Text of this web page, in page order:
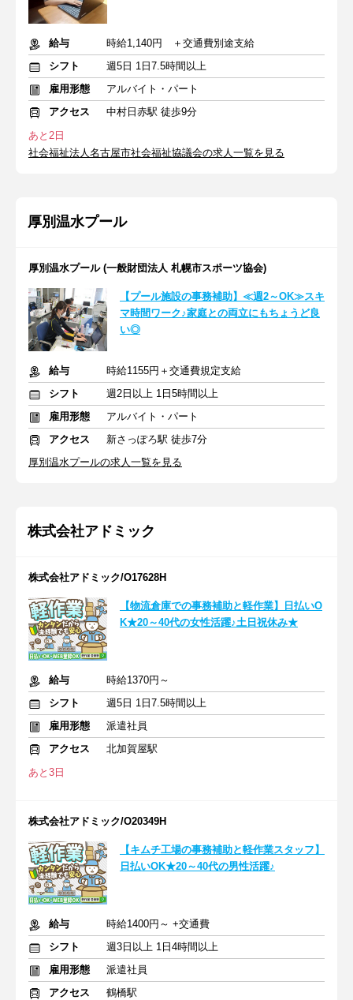
給与
時給1,140円 ＋交通費別途支給
シフト
週5日 1日7.5時間以上
雇用形態
アルバイト・パート
アクセス
中村日赤駅 徒歩9分
あと2日
社会福祉法人名古屋市社会福祉協議会の求人一覧を見る
厚別温水プール
厚別温水プール (一般財団法人 札幌市スポーツ協会)
【プール施設の事務補助】≪週2～OK≫スキ
マ時間ワーク♪家庭との両立にもちょうど良
い◎
給与
時給1155円＋交通費規定支給
シフト
週2日以上 1日5時間以上
雇用形態
アルバイト・パート
アクセス
新さっぽろ駅 徒歩7分
厚別温水プールの求人一覧を見る
株式会社アドミック
株式会社アドミック/O17628H
【物流倉庫での事務補助と軽作業】日払いO
K★20～40代の女性活躍♪土日祝休み★
給与
時給1370円～
シフト
週5日 1日7.5時間以上
雇用形態
派遣社員
アクセス
北加賀屋駅
あと3日
株式会社アドミック/O20349H
【キムチ工場の事務補助と軽作業スタッフ】
日払いOK★20～40代の男性活躍♪
給与
時給1400円～ +交通費
シフト
週3日以上 1日4時間以上
雇用形態
派遣社員
アクセス
鶴橋駅